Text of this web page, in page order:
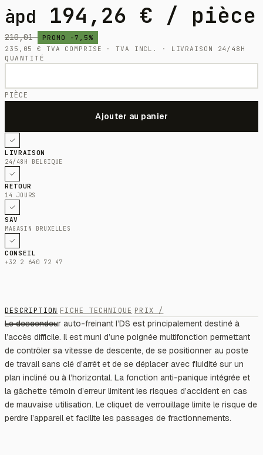
àpd 194,26 € / pièce
210,01
PROMO -7,5%
235,05€
TVA COMPRISE · TVA INCL. · LIVRAISON 24/48H
QUANTITÉ
PIÈCE
LIVRAISON
24/48H BELGIQUE
RETOUR
14 JOURS
SAV
MAGASIN BRUXELLES
CONSEIL
+32 2 640 72 47
DESCRIPTION FICHE TECHNIQUE PRIX /
Le descendeur auto-freinant I’DS est principalement destiné à
l’accès difficile. Il est muni d’une poignée multifonction permettant
de contrôler sa vitesse de descente, de se positionner au poste
de travail sans clé d’arrêt et de se déplacer avec fluidité sur un
plan incliné ou à l’horizontal. La fonction anti-panique intégrée et
la gâchette témoin d’erreur limitent les risques d’accident en cas
de mauvaise utilisation. Le cliquet de verrouillage limite le risque de
perdre l’appareil et facilite les passages de fractionnements.